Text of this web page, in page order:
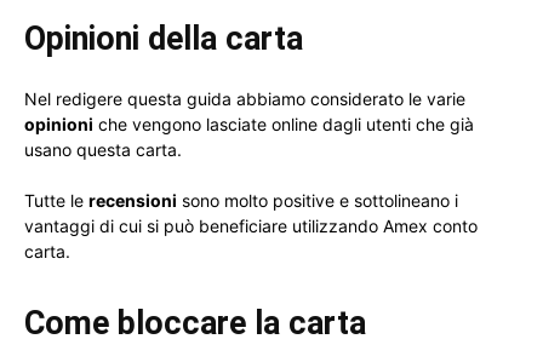
Opinioni della carta
Nel redigere questa guida abbiamo considerato le varie
opinioni che vengono lasciate online dagli utenti che già
usano questa carta.
Tutte le recensioni sono molto positive e sottolineano i
vantaggi di cui si può beneficiare utilizzando Amex conto
carta.
Come bloccare la carta